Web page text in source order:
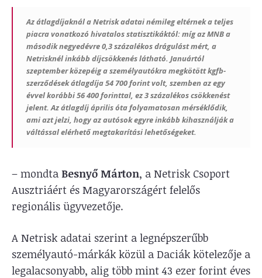
Az átlagdíjaknál a Netrisk adatai némileg eltérnek a teljes
piacra vonatkozó hivatalos statisztikáktól:míg az MNB a
második negyedévre 0,3 százalékos drágulást mért, a
Netrisknél inkább díjcsökkenés látható. Januártól
szeptember közepéig a személyautókra megkötött kgfb-
szerződések átlagdíja 54 700 forint volt, szemben az egy
évvel korábbi 56 400 forinttal, ez 3 százalékos csökkenést
jelent. Az átlagdíj április óta folyamatosan mérséklődik,
ami azt jelzi, hogy az autósok egyre inkább kihasználják a
váltással elérhető megtakarítási lehetőségeket.
– mondta Besnyő Márton, a Netrisk Csoport
Ausztriáért és Magyarországért felelős
regionális ügyvezetője.
A Netrisk adatai szerint a legnépszerűbb
személyautó-márkák közül a Daciák kötelezője a
legalacsonyabb, alig több mint 43 ezer forint éves